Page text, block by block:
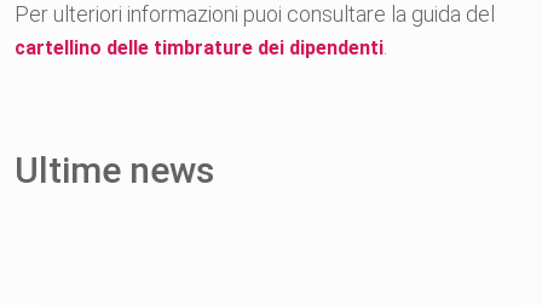
Per ulteriori informazioni puoi consultare la guida del
cartellino delle timbrature dei dipendenti
Ultime news